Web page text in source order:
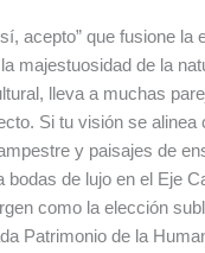
acepto” que fusione la
majestuosidad de la
lleva a muchas
Si tu visión se alinea
y paisajes de
bodas de lujo en el Eje
como la elección
Patrimonio de la